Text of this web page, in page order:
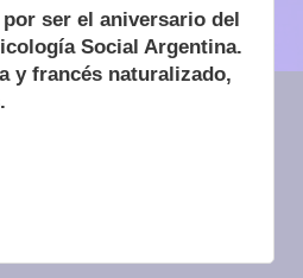
ser el aniversario del
Social Argentina.
y francés naturalizado,